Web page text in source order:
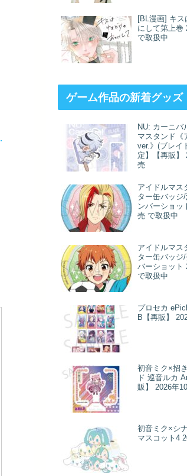
[BL漫画] キス
にして第上巻
で取扱中
ゲーム作品の新着グッズ
NU: カーニバ
マスタンド《
ver.》(ブレイ
定】【再販】
売
アイドルマス
ター缶バッ
ンバーショッ
売 で取扱中
アイドルマス
ター缶バッ
バーショット
で取扱中
プロセカ
B【再販】
初音ミク×招
ド 巡音ルカ
販】 2026年
初音ミク×シ
マスコット4